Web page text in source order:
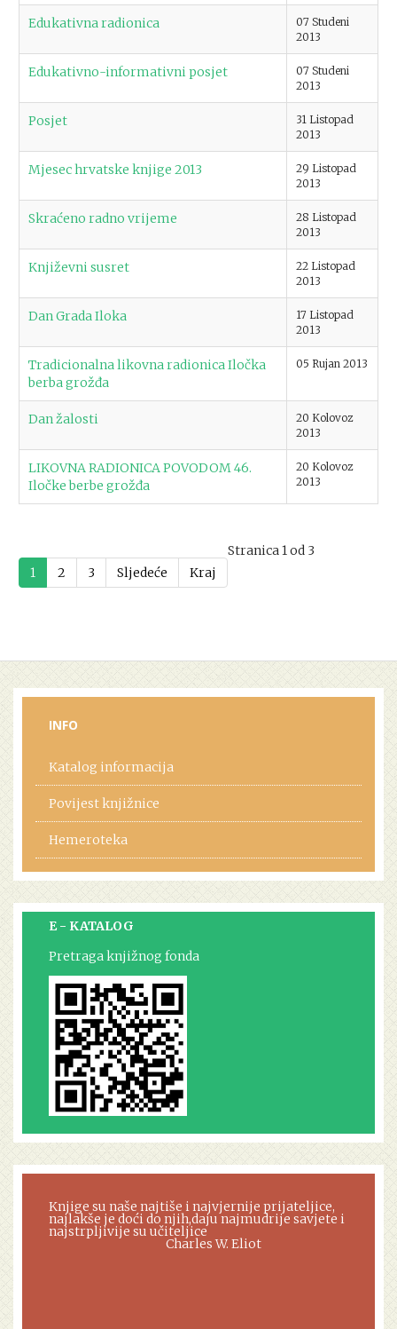
Edukativna radionica
07 Studeni
2013
Edukativno-informativni posjet
07 Studeni
2013
Posjet
31 Listopad
2013
Mjesec hrvatske knjige 2013
29 Listopad
2013
Skraćeno radno vrijeme
28 Listopad
2013
Književni susret
22 Listopad
2013
Dan Grada Iloka
17 Listopad
2013
Tradicionalna likovna radionica Iločka
berba grožđa
05 Rujan 2013
Dan žalosti
20 Kolovoz
2013
LIKOVNA RADIONICA POVODOM 46.
Iločke berbe grožđa
20 Kolovoz
2013
Stranica 1 od 3
1
2 3 Sljedeće Kraj
INFO
Katalog informacija
Povijest knjižnice
Hemeroteka
E - KATALOG
Pretraga knjižnog fonda
Knjige su naše najtiše i najvjernije prijateljice,
najlakše je doći do njih,daju najmudrije savjete i
najstrpljivije su učiteljice
Charles W. Eliot